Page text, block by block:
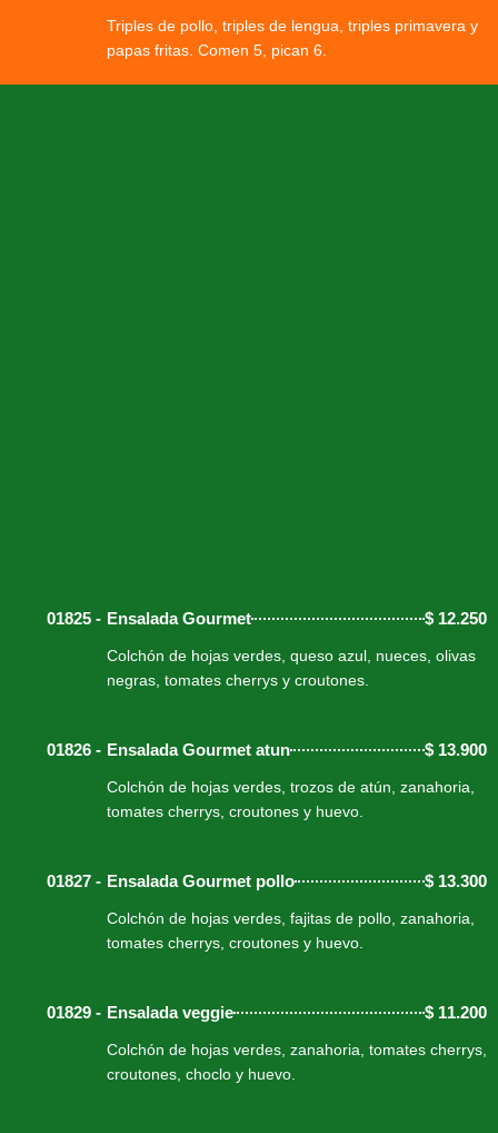
Triples de pollo, triples de lengua, triples primavera y
papas fritas. Comen 5, pican 6.
01825 - Ensalada Gourmet $12.250
Colchón de hojas verdes, queso azul, nueces, olivas
negras, tomates cherrys y croutones.
01826 - Ensalada Gourmet atun $13.900
Colchón de hojas verdes, trozos de atún, zanahoria,
tomates cherrys, croutones y huevo.
01827 - Ensalada Gourmet pollo $13.300
Colchón de hojas verdes, fajitas de pollo, zanahoria,
tomates cherrys, croutones y huevo.
01829 - Ensalada veggie $11.200
Colchón de hojas verdes, zanahoria, tomates cherrys,
croutones, choclo y huevo.